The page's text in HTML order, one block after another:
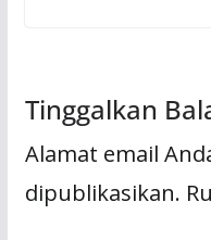
Tinggalkan
Alamat email
dipublikasikan.